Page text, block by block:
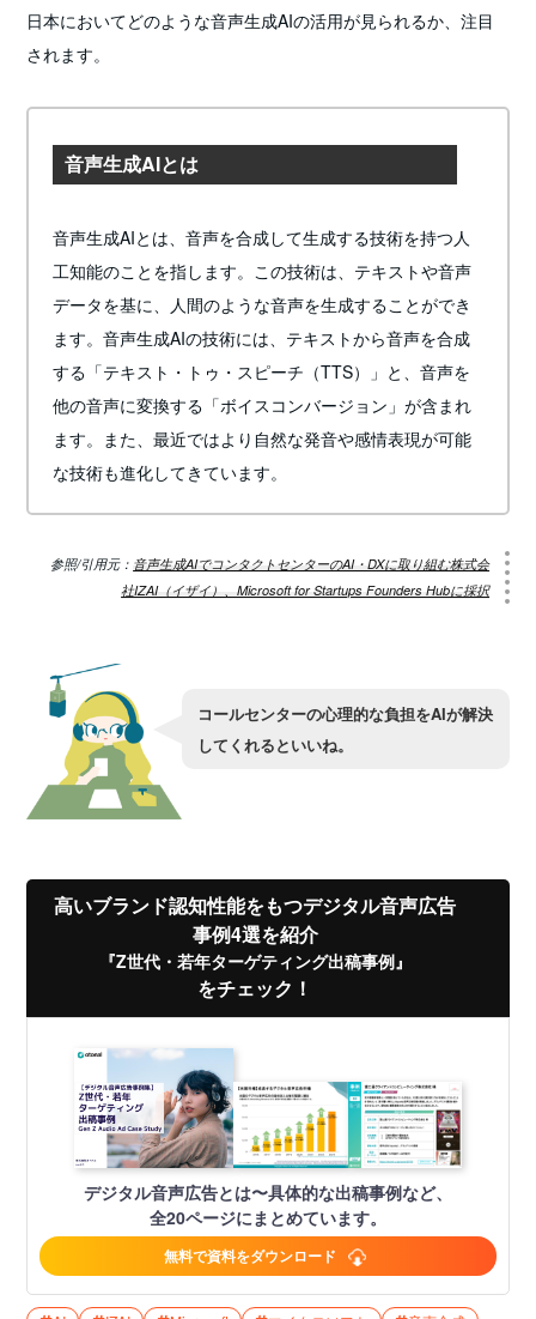
日本においてどのような音声生成AIの活用が見られるか、注目
されます。
音声生成AIとは
音声生成AIとは、音声を合成して生成する技術を持つ人
工知能のことを指します。この技術は、テキストや音声
データを基に、人間のような音声を生成することができ
ます。音声生成AIの技術には、テキストから音声を合成
する「テキスト・トゥ・スピーチ（TTS）」と、音声を
他の音声に変換する「ボイスコンバージョン」が含まれ
ます。また、最近ではより自然な発音や感情表現が可能
な技術も進化してきています。
参照/引用元： 音声生成AIでコンタクトセンターのAI・DXに取り組む株式会
社IZAI（イザイ）、Microsoft for Startups Founders Hubに採択
コールセンターの心理的な負担をAIが解決
してくれるといいね。
高いブランド認知性能をもつデジタル音声広告
事例4選を紹介
『Z世代・若年ターゲティング出稿事例』
をチェック！
デジタル音声広告とは〜具体的な出稿事例など、
全20ページにまとめています。
無料で資料をダウンロード